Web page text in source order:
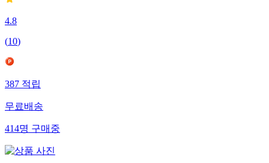
4.8
(10)
387적립
무료배송
414명구매중